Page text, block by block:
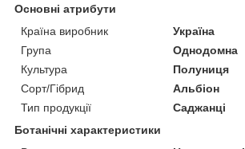
Основні атрибути
Країна виробник
Україна
Група
Однодомна
Культура
Полуниця
Сорт/Гібрид
Альбіон
Тип продукції
Саджанці
Ботанічні характеристики